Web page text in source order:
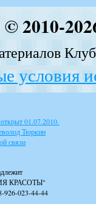
© 2010-
условия
01.07.2010.
Тюркин
связи
КРАСОТЫ"
926-023-44-44